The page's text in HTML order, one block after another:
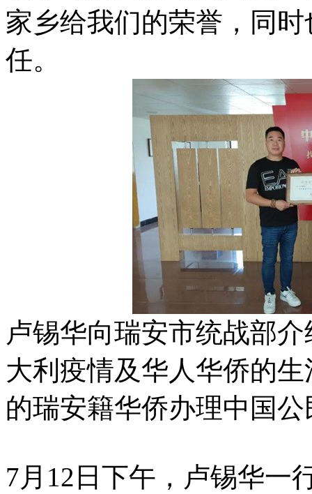
家乡给我们的荣誉，同
任。
卢锡华向瑞安市统战部
大利疫情及华人华侨的
的瑞安籍华侨办理中国
7月12日下午，卢锡华一